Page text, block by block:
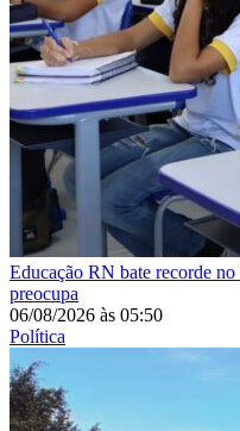
Educação RN bate recorde no
preocupa
06/08/2026 às 05:50
Política